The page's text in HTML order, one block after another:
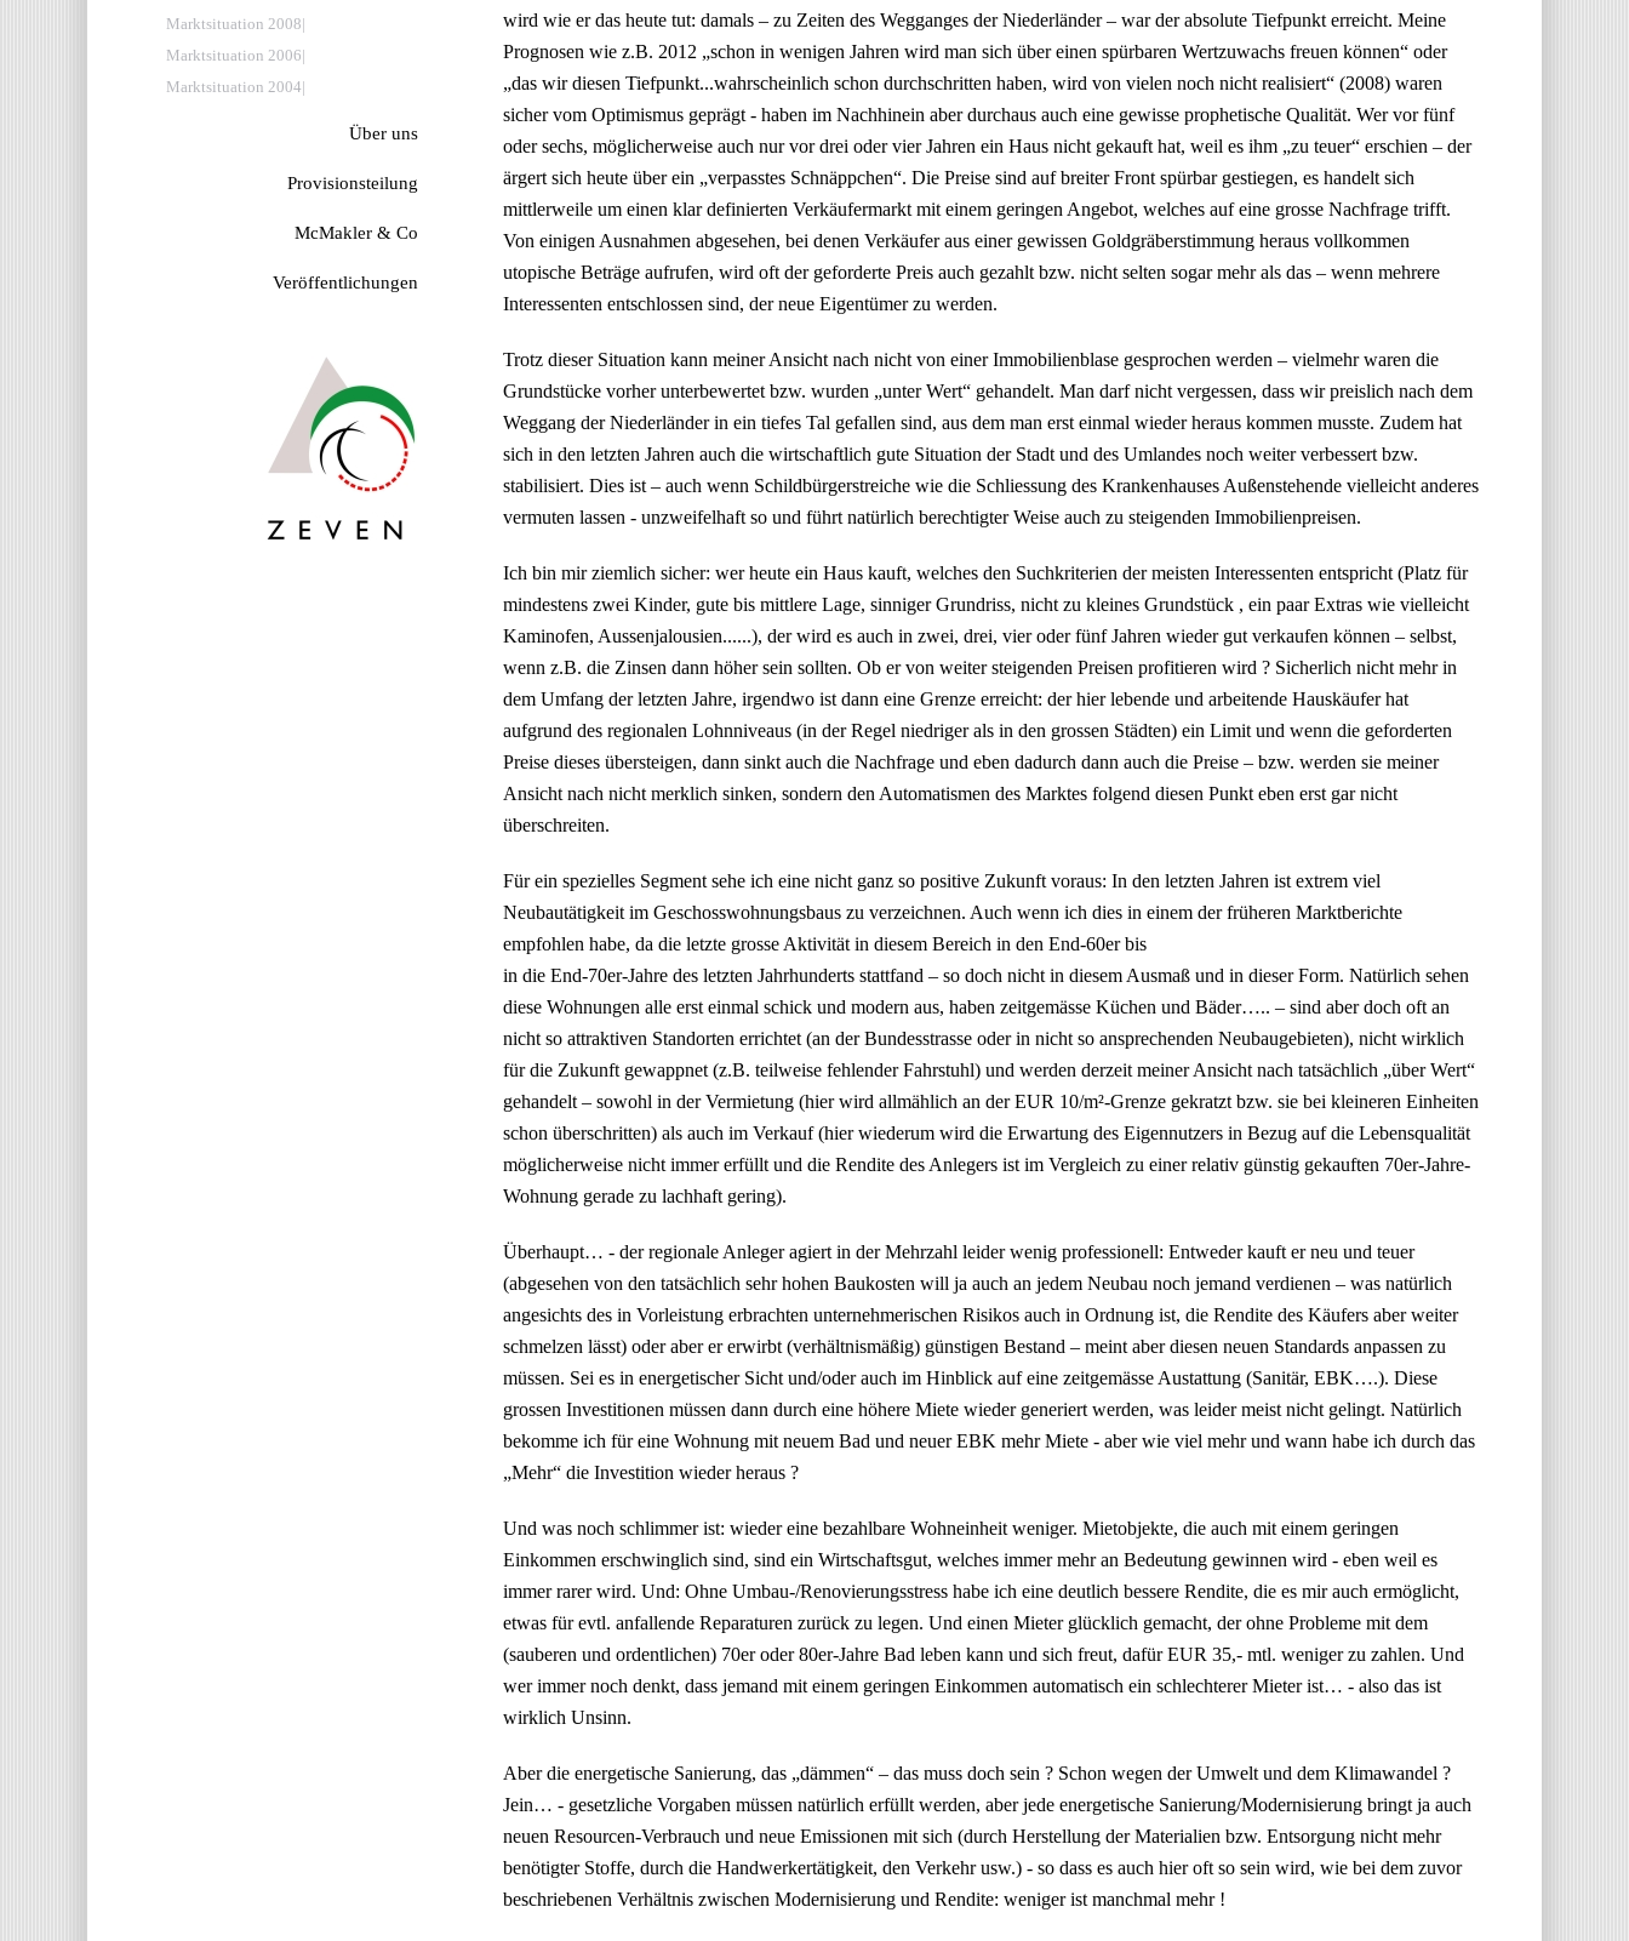
wird wie er das heute tut: damals – zu Zeiten des Wegganges der Niederländer – war der absolute Tiefpunkt erreicht. Meine
Prognosen wie z.B. 2012 „schon in wenigen Jahren wird man sich über einen spürbaren Wertzuwachs freuen können“ oder
„das wir diesen Tiefpunkt...wahrscheinlich schon durchschritten haben, wird von vielen noch nicht realisiert“ (2008) waren
sicher vom Optimismus geprägt - haben im Nachhinein aber durchaus auch eine gewisse prophetische Qualität. Wer vor fünf
oder sechs, möglicherweise auch nur vor drei oder vier Jahren ein Haus nicht gekauft hat, weil es ihm „zu teuer“ erschien – der
ärgert sich heute über ein „verpasstes Schnäppchen“. Die Preise sind auf breiter Front spürbar gestiegen, es handelt sich
mittlerweile um einen klar definierten Verkäufermarkt mit einem geringen Angebot, welches auf eine grosse Nachfrage trifft.
Von einigen Ausnahmen abgesehen, bei denen Verkäufer aus einer gewissen Goldgräberstimmung heraus vollkommen
utopische Beträge aufrufen, wird oft der geforderte Preis auch gezahlt bzw. nicht selten sogar mehr als das – wenn mehrere
Interessenten entschlossen sind, der neue Eigentümer zu werden.
Trotz dieser Situation kann meiner Ansicht nach nicht von einer Immobilienblase gesprochen werden – vielmehr waren die
Grundstücke vorher unterbewertet bzw. wurden „unter Wert“ gehandelt. Man darf nicht vergessen, dass wir preislich nach dem
Weggang der Niederländer in ein tiefes Tal gefallen sind, aus dem man erst einmal wieder heraus kommen musste. Zudem hat
sich in den letzten Jahren auch die wirtschaftlich gute Situation der Stadt und des Umlandes noch weiter verbessert bzw.
stabilisiert. Dies ist – auch wenn Schildbürgerstreiche wie die Schliessung des Krankenhauses Außenstehende vielleicht anderes
vermuten lassen - unzweifelhaft so und führt natürlich berechtigter Weise auch zu steigenden Immobilienpreisen.
Ich bin mir ziemlich sicher: wer heute ein Haus kauft, welches den Suchkriterien der meisten Interessenten entspricht (Platz für
mindestens zwei Kinder, gute bis mittlere Lage, sinniger Grundriss, nicht zu kleines Grundstück , ein paar Extras wie vielleicht
Kaminofen, Aussenjalousien......), der wird es auch in zwei, drei, vier oder fünf Jahren wieder gut verkaufen können – selbst,
wenn z.B. die Zinsen dann höher sein sollten. Ob er von weiter steigenden Preisen profitieren wird ? Sicherlich nicht mehr in
dem Umfang der letzten Jahre, irgendwo ist dann eine Grenze erreicht: der hier lebende und arbeitende Hauskäufer hat
aufgrund des regionalen Lohnniveaus (in der Regel niedriger als in den grossen Städten) ein Limit und wenn die geforderten
Preise dieses übersteigen, dann sinkt auch die Nachfrage und eben dadurch dann auch die Preise – bzw. werden sie meiner
Ansicht nach nicht merklich sinken, sondern den Automatismen des Marktes folgend diesen Punkt eben erst gar nicht
überschreiten.
Für ein spezielles Segment sehe ich eine nicht ganz so positive Zukunft voraus: In den letzten Jahren ist extrem viel
Neubautätigkeit im Geschosswohnungsbaus zu verzeichnen. Auch wenn ich dies in einem der früheren Marktberichte
empfohlen habe, da die letzte grosse Aktivität in diesem Bereich in den End-60er bis
in die End-70er-Jahre des letzten Jahrhunderts stattfand – so doch nicht in diesem Ausmaß und in dieser Form. Natürlich sehen
diese Wohnungen alle erst einmal schick und modern aus, haben zeitgemässe Küchen und Bäder….. – sind aber doch oft an
nicht so attraktiven Standorten errichtet (an der Bundesstrasse oder in nicht so ansprechenden Neubaugebieten), nicht wirklich
für die Zukunft gewappnet (z.B. teilweise fehlender Fahrstuhl) und werden derzeit meiner Ansicht nach tatsächlich „über Wert“
gehandelt – sowohl in der Vermietung (hier wird allmählich an der EUR 10/m²-Grenze gekratzt bzw. sie bei kleineren Einheiten
schon überschritten) als auch im Verkauf (hier wiederum wird die Erwartung des Eigennutzers in Bezug auf die Lebensqualität
möglicherweise nicht immer erfüllt und die Rendite des Anlegers ist im Vergleich zu einer relativ günstig gekauften 70er-Jahre-
Wohnung gerade zu lachhaft gering).
Überhaupt… - der regionale Anleger agiert in der Mehrzahl leider wenig professionell: Entweder kauft er neu und teuer
(abgesehen von den tatsächlich sehr hohen Baukosten will ja auch an jedem Neubau noch jemand verdienen – was natürlich
angesichts des in Vorleistung erbrachten unternehmerischen Risikos auch in Ordnung ist, die Rendite des Käufers aber weiter
schmelzen lässt) oder aber er erwirbt (verhältnismäßig) günstigen Bestand – meint aber diesen neuen Standards anpassen zu
müssen. Sei es in energetischer Sicht und/oder auch im Hinblick auf eine zeitgemässe Austattung (Sanitär, EBK….). Diese
grossen Investitionen müssen dann durch eine höhere Miete wieder generiert werden, was leider meist nicht gelingt. Natürlich
bekomme ich für eine Wohnung mit neuem Bad und neuer EBK mehr Miete - aber wie viel mehr und wann habe ich durch das
„Mehr“ die Investition wieder heraus ?
Und was noch schlimmer ist: wieder eine bezahlbare Wohneinheit weniger. Mietobjekte, die auch mit einem geringen
Einkommen erschwinglich sind, sind ein Wirtschaftsgut, welches immer mehr an Bedeutung gewinnen wird - eben weil es
immer rarer wird. Und: Ohne Umbau-/Renovierungsstress habe ich eine deutlich bessere Rendite, die es mir auch ermöglicht,
etwas für evtl. anfallende Reparaturen zurück zu legen. Und einen Mieter glücklich gemacht, der ohne Probleme mit dem
(sauberen und ordentlichen) 70er oder 80er-Jahre Bad leben kann und sich freut, dafür EUR 35,- mtl. weniger zu zahlen. Und
wer immer noch denkt, dass jemand mit einem geringen Einkommen automatisch ein schlechterer Mieter ist… - also das ist
wirklich Unsinn.
Aber die energetische Sanierung, das „dämmen“ – das muss doch sein ? Schon wegen der Umwelt und dem Klimawandel ?
Jein… - gesetzliche Vorgaben müssen natürlich erfüllt werden, aber jede energetische Sanierung/Modernisierung bringt ja auch
neuen Resourcen-Verbrauch und neue Emissionen mit sich (durch Herstellung der Materialien bzw. Entsorgung nicht mehr
benötigter Stoffe, durch die Handwerkertätigkeit, den Verkehr usw.) - so dass es auch hier oft so sein wird, wie bei dem zuvor
beschriebenen Verhältnis zwischen Modernisierung und Rendite: weniger ist manchmal mehr !
Marktsituation 2008
Marktsituation 2006
Marktsituation 2004
Über uns
Provisionsteilung
McMakler & Co
Veröffentlichungen